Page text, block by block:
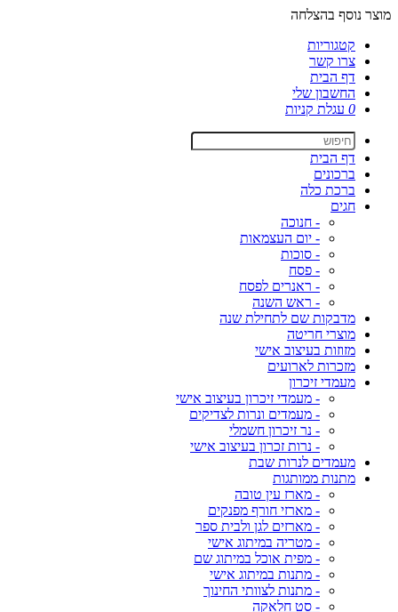
מוצר נוסף בהצלחה
קטגוריות
צרו קשר
דף הבית
החשבון שלי
0 עגלת קניות
דף הבית
ברכונים
ברכת כלה
חגים
- חנוכה
- יום העצמאות
- סוכות
- פסח
- ראנרים לפסח
- ראש השנה
מדבקות שם לתחילת שנה
מוצרי חריטה
מזוזות בעיצוב אישי
מזכרות לארועים
מעמדי זיכרון
- מעמדי זיכרון בעיצוב אישי
- מעמדים ונרות לצדיקים
- נר זיכרון חשמלי
- נרות זכרון בעיצוב אישי
מעמדים לנרות שבת
מתנות ממותגות
- מארז עין טובה
- מארזי חורף מפנקים
- מארזים לגן ולבית ספר
- מטריה במיתוג אישי
- מפית אוכל במיתוג שם
- מתנות במיתוג אישי
- מתנות לצוותי החינוך
- סט חלאקה